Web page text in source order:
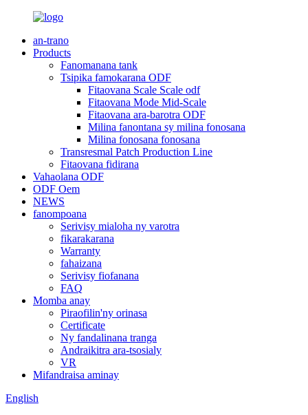
an-trano
Products
Fanomanana tank
Tsipika famokarana ODF
Fitaovana Scale Scale odf
Fitaovana Mode Mid-Scale
Fitaovana ara-barotra ODF
Milina fanontana sy milina fonosana
Milina fonosana fonosana
Transresmal Patch Production Line
Fitaovana fidirana
Vahaolana ODF
ODF Oem
NEWS
fanompoana
Serivisy mialoha ny varotra
fikarakarana
Warranty
fahaizana
Serivisy fiofanana
FAQ
Momba anay
Piraofilin'ny orinasa
Certificate
Ny fandalinana tranga
Andraikitra ara-tsosialy
VR
Mifandraisa aminay
English